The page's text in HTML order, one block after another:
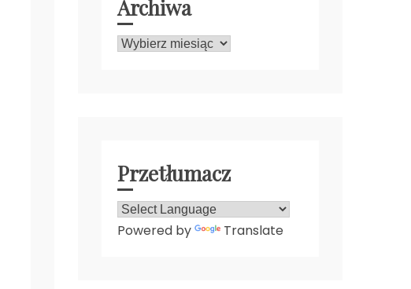
Archiwa
Archiwa
Przetłumacz
Powered by Translate